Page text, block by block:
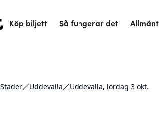
Köp biljett Så fungerar det Allmänt
Städer Uddevalla Uddevalla, lördag 3 okt.